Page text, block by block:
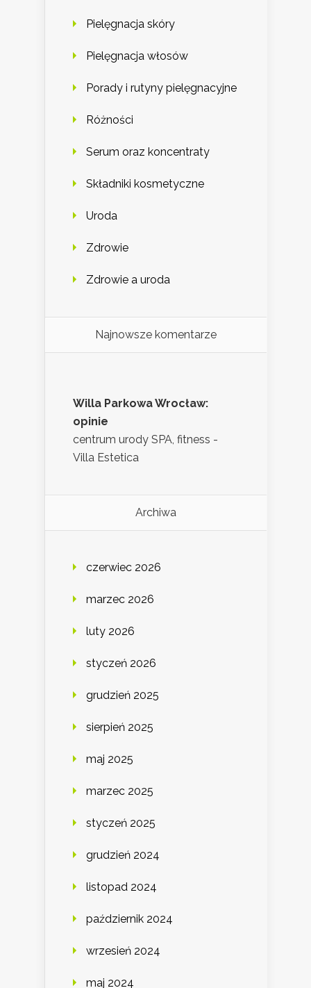
Pielęgnacja skóry
Pielęgnacja włosów
Porady i rutyny pielęgnacyjne
Różności
Serum oraz koncentraty
Składniki kosmetyczne
Uroda
Zdrowie
Zdrowie a uroda
Najnowsze komentarze
Willa Parkowa Wrocław:
opinie
centrum urody SPA, fitness -
Villa Estetica
Archiwa
czerwiec 2026
marzec 2026
luty 2026
styczeń 2026
grudzień 2025
sierpień 2025
maj 2025
marzec 2025
styczeń 2025
grudzień 2024
listopad 2024
październik 2024
wrzesień 2024
maj 2024